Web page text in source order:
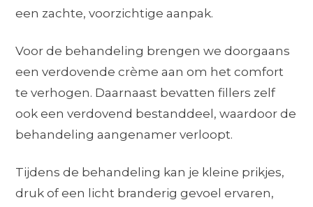
een zachte, voorzichtige aanpak.
Voor de behandeling brengen we doorgaans
een verdovende crème aan om het comfort
te verhogen. Daarnaast bevatten fillers zelf
ook een verdovend bestanddeel, waardoor de
behandeling aangenamer verloopt.
Tijdens de behandeling kan je kleine prikjes,
druk of een licht branderig gevoel ervaren,